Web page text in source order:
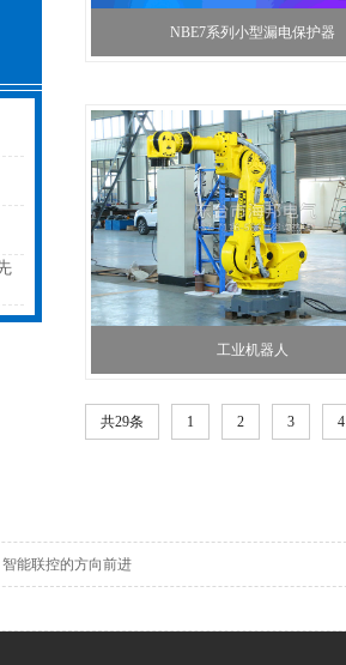
NBE7系列小型漏电保护器
工业机器人
共29条 1 2 3 4
能联控的方向前进